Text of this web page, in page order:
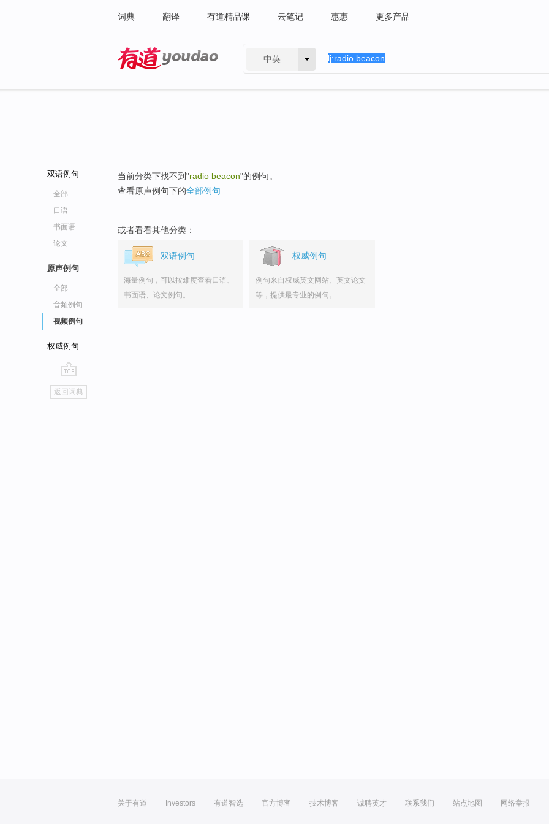
词典 翻译 有道精品课 云笔记 惠惠 更多产品
中英
双语例句
全部
口语
书面语
论文
原声例句
全部
音频例句
视频例句
权威例句
go
top
返回词典
当前分类下找不到"radio beacon"的例句。
查看原声例句下的全部例句
或者看看其他分类：
双语例句
海量例句，可以按难度查看口语、
书面语、论文例句。
权威例句
例句来自权威英文网站、英文论文
等，提供最专业的例句。
关于有道 Investors 有道智选 官方博客 技术博客 诚聘英才 联系我们 站点地图 网络举报